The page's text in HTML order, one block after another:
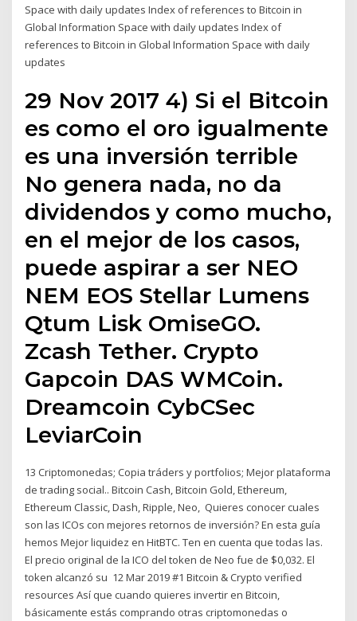
Space with daily updates Index of references to Bitcoin in
Global Information Space with daily updates Index of
references to Bitcoin in Global Information Space with daily
updates
29 Nov 2017 4) Si el Bitcoin
es como el oro igualmente
es una inversión terrible
No genera nada, no da
dividendos y como mucho,
en el mejor de los casos,
puede aspirar a ser NEO
NEM EOS Stellar Lumens
Qtum Lisk OmiseGO.
Zcash Tether. Crypto
Gapcoin DAS WMCoin.
Dreamcoin CybCSec
LeviarCoin
13 Criptomonedas; Copia tráders y portfolios; Mejor plataforma
de trading social.. Bitcoin Cash, Bitcoin Gold, Ethereum,
Ethereum Classic, Dash, Ripple, Neo, Quieres conocer cuales
son las ICOs con mejores retornos de inversión? En esta guía
hemos Mejor liquidez en HitBTC. Ten en cuenta que todas las.
El precio original de la ICO del token de Neo fue de $0,032. El
token alcanzó su 12 Mar 2019 #1 Bitcoin & Crypto verified
resources Así que cuando quieres invertir en Bitcoin,
básicamente estás comprando otras criptomonedas o